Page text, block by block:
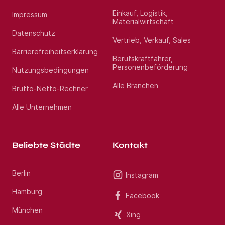
Impressum
Datenschutz
Barrierefreiheitserklärung
Nutzungsbedingungen
Brutto-Netto-Rechner
Alle Unternehmen
Einkauf, Logistik,
Materialwirtschaft
Vertrieb, Verkauf, Sales
Berufskraftfahrer,
Personenbeförderung
Alle Branchen
Beliebte Städte
Berlin
Hamburg
München
Kontakt
Instagram
Facebook
Xing